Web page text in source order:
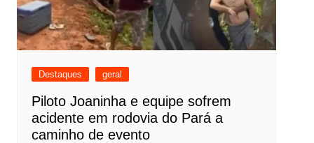
Destaques geral
Piloto Joaninha e equipe sofrem
acidente em rodovia do Pará a
caminho de evento